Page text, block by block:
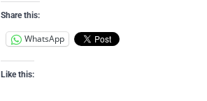
Share this:
WhatsApp
Like this: